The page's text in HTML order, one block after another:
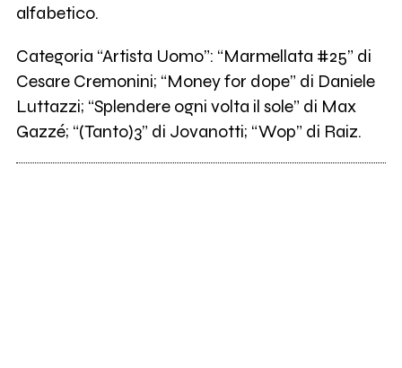
alfabetico.
Categoria “Artista Uomo”: “Marmellata #25” di
Cesare Cremonini; “Money for dope” di Daniele
Luttazzi; “Splendere ogni volta il sole” di Max
Gazzé; “(Tanto)3” di Jovanotti; “Wop” di Raiz.